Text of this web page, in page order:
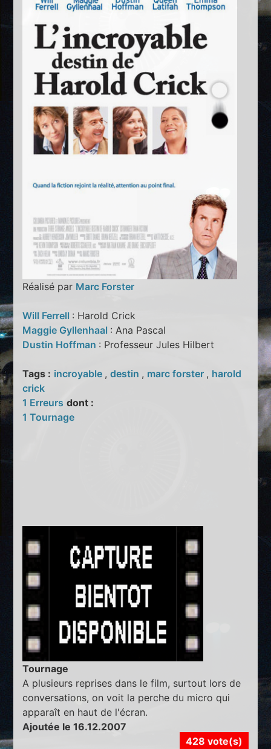
Réalisé par Marc Forster
Will Ferrell : Harold Crick
Maggie Gyllenhaal : Ana Pascal
Dustin Hoffman : Professeur Jules Hilbert
Tags : incroyable ,destin , marc forster , harold
crick
1 Erreurs dont :
1 Tournage
Tournage
A plusieurs reprises dans le film, surtout lors de
conversations, on voit la perche du micro qui
apparaît en haut de l'écran.
Ajoutée le 16.12.2007
428 vote(s)